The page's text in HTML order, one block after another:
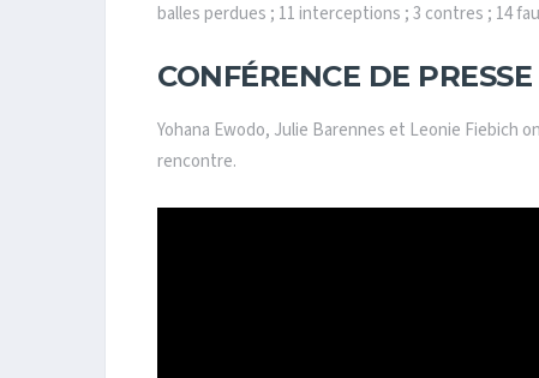
balles perdues ; 11 interceptions ; 3 contres ; 14
CONFÉRENCE DE PRESSE
Yohana Ewodo, Julie Barennes et Leonie Fiebich
rencontre.